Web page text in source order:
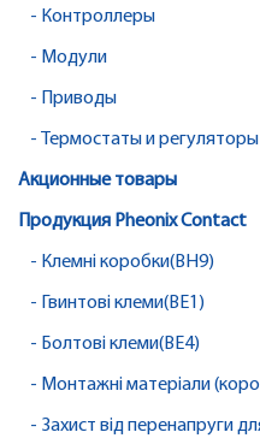
- Контроллеры
- Модули
- Приводы
- Термостаты и регуляторы
Акционные товары
Продукция Pheonix Contact
- Клемні коробки(BH9)
- Гвинтові клеми(BE1)
- Болтові клеми(BE4)
- Монтажні матеріали
- Захист від перенапруги